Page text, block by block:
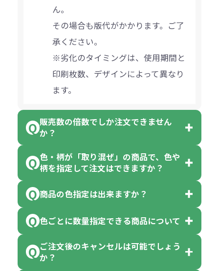
ん。
その場合も版代がかかります。ご了
承ください。
※劣化のタイミングは、使用期間と
印刷枚数、デザインによって異なり
ます。
販売数の倍数でしか注文できません
か？
一部商品（※）を除き、注文可能数
です。
個、20個と10個単位でのご注文とな
ります。
【例】注文可能数が100個の場合
色・柄が「取り混ぜ」の商品で、色や
柄を指定して注文はできますか？
「色・柄 取り混ぜ」のラベルがつい
ている商品は、色指定不可となって
ん。
商品の色指定は出来ますか？
色指定できる商品もございますが商
品の詳細に「色・柄 取り混ぜ」のラ
ベルや商品画像に「〇色取混ぜ」な
色ごとに数量指定できる商品について
「選べる本体色」のラベルが付いて
ご注文後のキャンセルは可能でしょう
か？